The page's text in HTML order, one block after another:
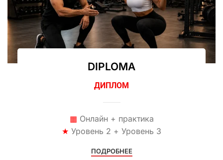
DIPLOMA
ДИПЛОМ
▦ Онлайн + практика
★ Уровень 2 + Уровень 3
ПОДРОБНЕЕ